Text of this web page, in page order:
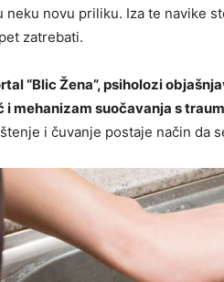
neku novu priliku. Iza te navike
zatrebati.
“Blic Žena”, psiholozi
i mehanizam suočavanja s
i čuvanje postaje način da